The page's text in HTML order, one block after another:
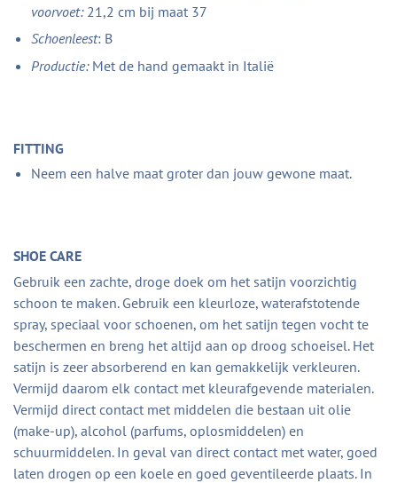
voorvoet:21,2 cm bij maat 37
Schoenleest: B
Productie:Met de hand gemaakt in Italië
FITTING
Neem een halve maat groter dan jouw gewone maat.
SHOE CARE
Gebruik een zachte, droge doek om het satijn voorzichtig
schoon te maken. Gebruik een kleurloze, waterafstotende
spray, speciaal voor schoenen, om het satijn tegen vocht te
beschermen en breng het altijd aan op droog schoeisel. Het
satijn is zeer absorberend en kan gemakkelijk verkleuren.
Vermijd daarom elk contact met kleurafgevende materialen.
Vermijd direct contact met middelen die bestaan uit olie
(make-up), alcohol (parfums, oplosmiddelen) en
schuurmiddelen. In geval van direct contact met water, goed
laten drogen op een koele en goed geventileerde plaats. In